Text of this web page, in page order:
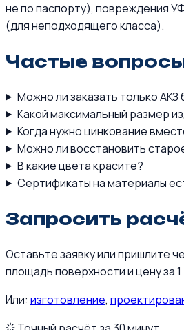
не по паспорту), повреждения
(для неподходящего класса).
Частые
Можно ли заказать только АКЗ
Какой максимальный размер
Когда нужно цинкование
Можно ли восстановить
В какие цвета красите?
Сертификаты на материалы
Запросить
Оставьте заявку или пришлите
площадь поверхности и цену за
Или: изготовление,